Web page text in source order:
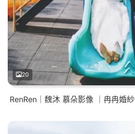
20
RenRen｜魏沐 慕朵影像 ｜冉冉婚紗